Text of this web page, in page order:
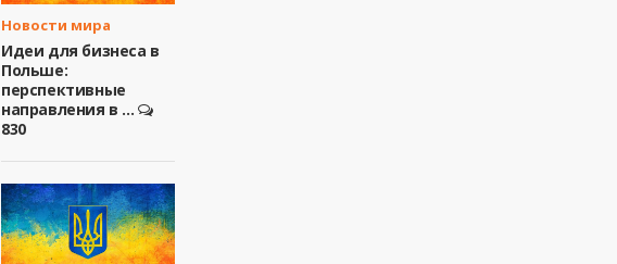
Новости мира
Идеи для бизнеса в
Польше:
перспективные
направления в ...
830